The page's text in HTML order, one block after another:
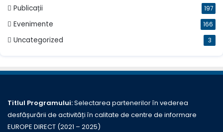
Publicații 197
Evenimente 166
Uncategorized 3
Titlul Programului:Selectarea partenerilor în vederea
desfășurării de activități în calitate de centre de informare
EUROPE DIRECT (2021 – 2025)